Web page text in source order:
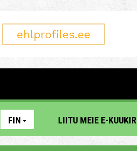
FIN LIITU MEIE E-